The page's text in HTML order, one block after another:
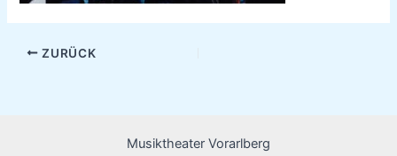
ZURÜCK
Musiktheater Vorarlberg